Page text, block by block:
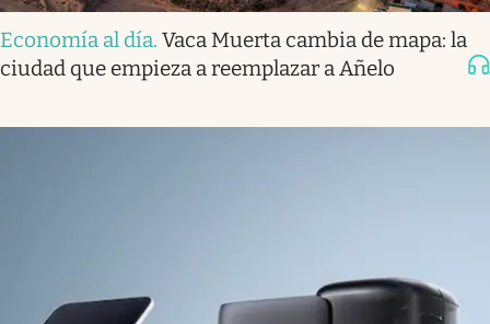
Economía al día. Vaca Muerta cambia de mapa: la
ciudad que empieza a reemplazar a Añelo